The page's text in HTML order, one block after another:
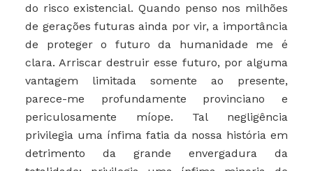
do risco existencial. Quando penso nos milhões
de gerações futuras ainda por vir, a importância
de proteger o futuro da humanidade me é
clara. Arriscar destruir esse futuro, por alguma
vantagem limitada somente ao presente,
parece-me profundamente provinciano e
periculosamente míope. Tal negligência
privilegia uma ínfima fatia da nossa história em
detrimento da grande envergadura da